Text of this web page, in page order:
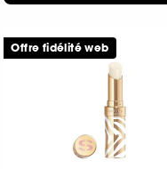
Offre fidélité web